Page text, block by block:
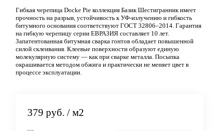
Гибкая черепица Docke Pie коллекция Базик Шестигранник имеет
прочность на разрыв, устойчивость к УФ-излучению и гибкость
битумного основания соответствуют ГОСТ 32806–2014. Гарантия
на гибкую черепицу серии ЕВРАЗИЯ составляет 10 лет.
Запатентованная битумная сварка гонтов обладает повышенной
силой склеивания. Клеевые поверхности образуют единую
молекулярную систему — как при сварке металла. Посыпка
окрашивается методом обжига и практически не меняет цвет в
процессе эксплуатации.
379 руб. / м2